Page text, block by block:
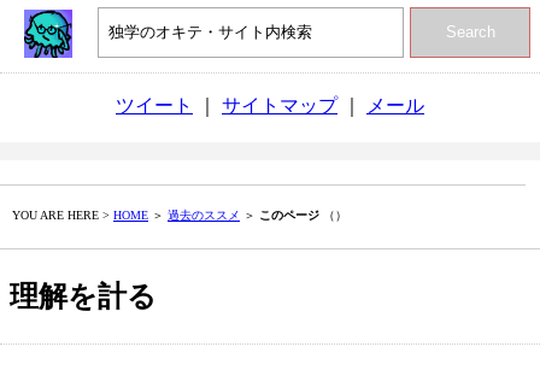
Search
ツイート サイトマップ｜ メール
YOU ARE HERE > HOME ＞ 過去のススメ ＞ このページ （）
理解を計る